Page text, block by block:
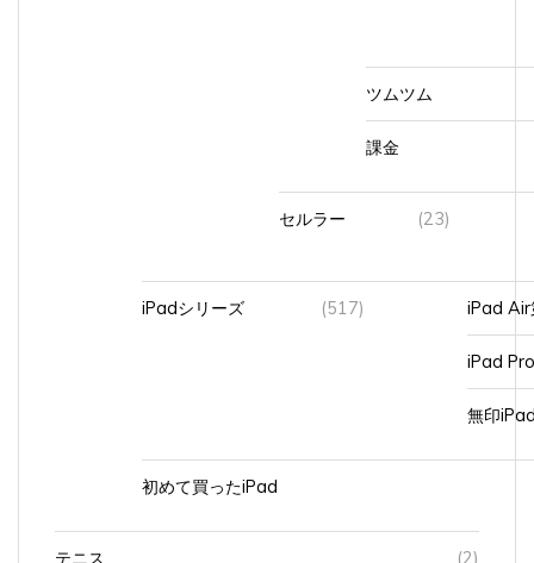
ツムツム
課金
セルラー (23)
iPadシリーズ (517) iPad Air
iPad Pro
無印
初めて買ったiPad
テニス (2)